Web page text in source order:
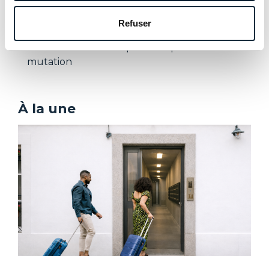
Refuser
Plus de 20 ans d’expertise immobilière
environnement complexe en pleine
mutation
À la une